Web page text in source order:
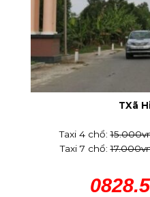
TXã
Taxi 4 chổ:
Taxi 7 chổ: